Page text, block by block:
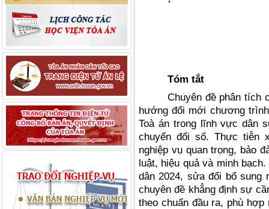
Tóm tắt
Chuyên đề phân
hướng đổi mới chương
Toà án trong lĩnh vực dân
chuyển đổi số. Thực
nghiệp vụ quan trọng, bảo
luật, hiệu quả và minh
dân 2024, sửa đổi bổ sung
chuyên đề khẳng định sự
theo chuẩn đầu ra, phù